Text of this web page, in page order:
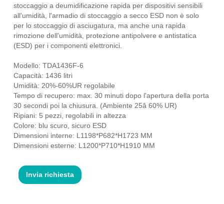
stoccaggio a deumidificazione rapida per dispositivi sensibili
all'umidità, l'armadio di stoccaggio a secco ESD non è solo
per lo stoccaggio di asciugatura, ma anche una rapida
rimozione dell'umidità, protezione antipolvere e antistatica
(ESD) per i componenti elettronici.
Modello: TDA1436F-6
Capacità: 1436 litri
Umidità: 20%-60%UR regolabile
Tempo di recupero: max. 30 minuti dopo l'apertura della porta
30 secondi poi la chiusura. (Ambiente 25â 60% UR)
Ripiani: 5 pezzi, regolabili in altezza
Colore: blu scuro, sicuro ESD
Dimensioni interne: L1198*P682*H1723 MM
Dimensioni esterne: L1200*P710*H1910 MM
Invia richiesta